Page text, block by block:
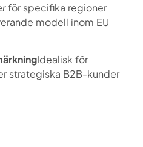
för specifika regioner
modell inom EU
Idealisk för
strategiska B2B-kunder